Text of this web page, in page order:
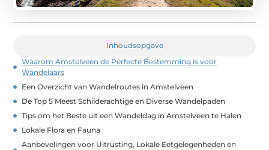
Inhoudsopgave
Waarom Amstelveen de Perfecte Bestemming is voor
Wandelaars
Een Overzicht van Wandelroutes in Amstelveen
De Top 5 Meest Schilderachtige en Diverse Wandelpaden
Tips om het Beste uit een Wandeldag in Amstelveen te Halen
Lokale Flora en Fauna
Aanbevelingen voor Uitrusting, Lokale Eetgelegenheden en